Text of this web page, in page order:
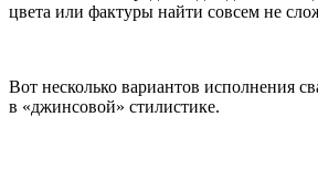
цвета или фактуры найти совсем не
Вот несколько вариантов исполнения
в «джинсовой» стилистике.